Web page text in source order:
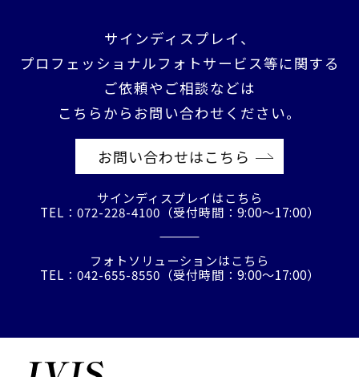
サインディスプレイ、
プロフェッショナルフォトサービス等に関する
ご依頼やご相談などは
こちらからお問い合わせください。
お問い合わせはこちら
サインディスプレイはこちら
TEL：072-228-4100（受付時間：9:00〜17:00）
フォトソリューションはこちら
TEL：042-655-8550（受付時間：9:00〜17:00）